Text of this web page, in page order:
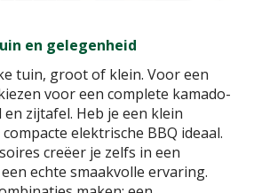
en gelegenheid
tuin, groot of klein. Voor een
voor een complete kamado-
zijtafel. Heb je een klein
elektrische BBQ ideaal.
creëer je zelfs in een
echte smaakvolle ervaring.